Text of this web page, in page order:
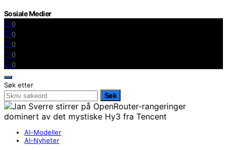
Sosiale Medier
0
0
0
0
0
Søk etter
Søk
AI-Modeller
AI-Nyheter